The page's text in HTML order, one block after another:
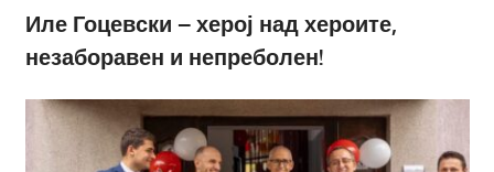
Иле Гоцевски – херој над хероите,
незаборавен и непреболен!